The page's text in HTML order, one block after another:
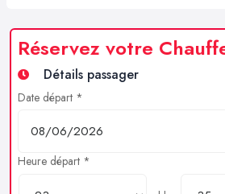
Réservez votre
Détails passager
Date départ *
Heure départ *